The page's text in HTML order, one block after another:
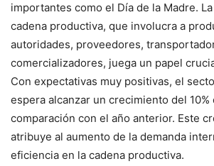
importantes como el Día de la Madre.
cadena productiva, que involucra a
autoridades, proveedores,
comercializadores, juega un papel
Con expectativas muy positivas, el
espera alcanzar un crecimiento del 10%
comparación con el año anterior. Este
atribuye al aumento de la demanda
eficiencia en la cadena productiva.